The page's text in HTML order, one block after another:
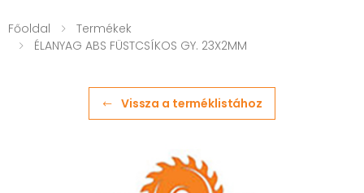
Főoldal
Termékek
ÉLANYAG ABS FÜSTCSÍKOS GY. 23X2MM
Vissza a terméklistához